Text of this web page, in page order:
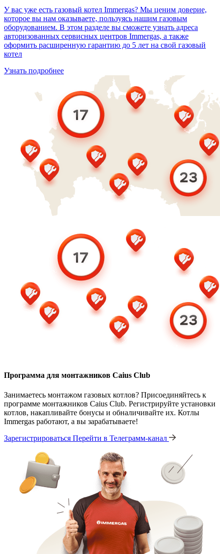
У вас уже есть газовый котел Immergas? Мы ценим доверие,
которое вы нам оказываете, пользуясь нашим газовым
оборудованием. В этом разделе вы сможете узнать адреса
авторизованных сервисных центров Immergas, а также
оформить расширенную гарантию до 5 лет на свой газовый
котел
Узнать подробнее
Программа для монтажников Caius Club
Занимаетесь монтажом газовых котлов? Присоединяйтесь к
программе монтажников Caius Club. Регистрируйте установки
котлов, накапливайте бонусы и обналичивайте их. Котлы
Immergas работают, а вы зарабатываете!
Зарегистрироваться Перейти в Телеграмм-канал